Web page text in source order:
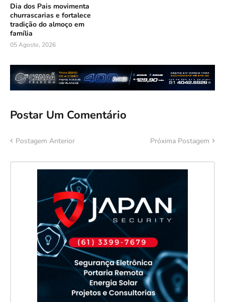
Dia dos Pais movimenta
churrascarias e fortalece
tradição do almoço em
família
05 Agosto, 2026
Postar Um Comentário
Postagem Anterior Próxima Postagem